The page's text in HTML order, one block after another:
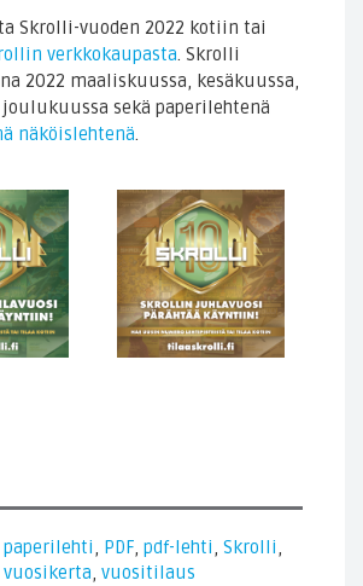
Skrolli-vuoden 2022 kotiin tai
verkkokaupasta . Skrolli
2022 maaliskuussa, kesäkuussa,
sekä paperilehtenä
näköislehtenä
paperilehti, PDF, pdf-lehti, Skrolli,
vuosikerta, vuositilaus